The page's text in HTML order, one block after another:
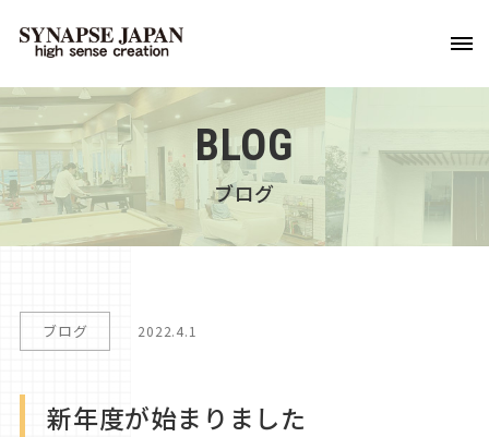
BLOG
ブログ
ブログ 2022.4.1
新年度が始まりました